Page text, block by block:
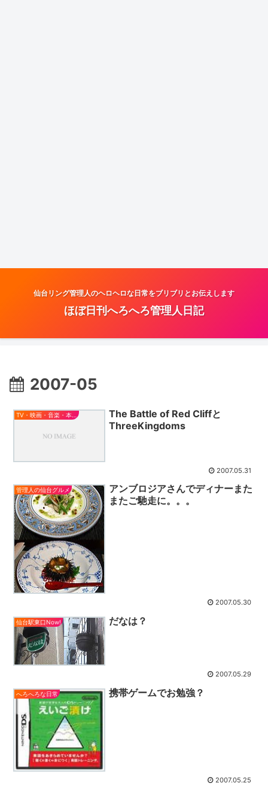
仙台リング管理人のヘロヘロな日常をブリブリとお伝えします
ほぼ日刊へろへろ管理人日記
2007-05
The Battle of Red Cliffと
ThreeKingdoms
2007.05.31
管理人の仙台グルメ
アンブロジアさんでディナーまた
またご馳走に。。。
2007.05.30
仙台駅東口Now! だなは？
2007.05.29
へろへろな日常 携帯ゲームでお勉強？
2007.05.25